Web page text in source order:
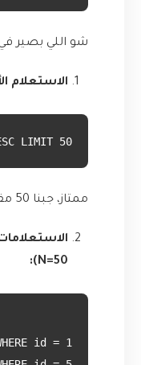
شو اللي بصير في
الاستعلام
LIMIT 50;
ممتاز، جبنا 50 مقالة باستعلام واحد.
N=50):